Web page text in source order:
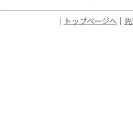
｜ トップページへ｜